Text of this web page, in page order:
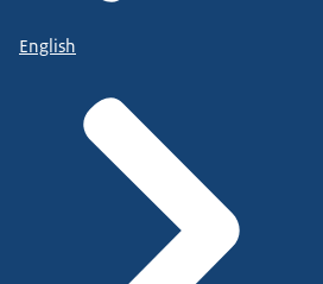
English